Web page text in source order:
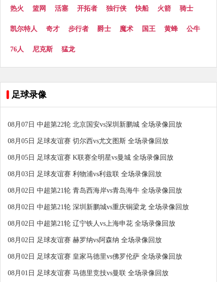
热火 篮网 活塞 开拓者 独行侠 快船 火箭 骑士
凯尔特人 奇才 步行者 爵士 魔术 国王 黄蜂 公牛
76人 尼克斯 猛龙
足球录像
08月07日 中超第22轮 北京国安vs深圳新鹏城 全场录像回放
08月05日 足球友谊赛 切尔西vs尤文图斯 全场录像回放
08月05日 足球友谊赛 K联赛全明星vs曼城 全场录像回放
08月03日 足球友谊赛 利物浦vs利兹联 全场录像回放
08月02日 中超第21轮 青岛西海岸vs青岛海牛 全场录像回放
08月02日 中超第21轮 深圳新鹏城vs重庆铜梁龙 全场录像回放
08月02日 中超第21轮 辽宁铁人vs上海申花 全场录像回放
08月02日 足球友谊赛 赫罗纳vs阿森纳 全场录像回放
08月02日 足球友谊赛 皇家马德里vs佛罗伦萨 全场录像回放
08月01日 足球友谊赛 马德里竞技vs曼联 全场录像回放